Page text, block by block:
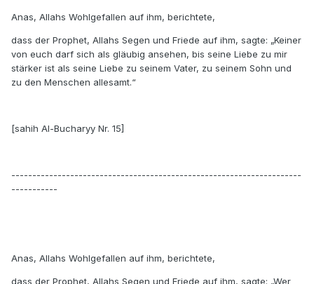
Anas, Allahs Wohlgefallen auf ihm, berichtete,
dass der Prophet, Allahs Segen und Friede auf ihm, sagte: „Keiner
von euch darf sich als gläubig ansehen, bis seine Liebe zu mir
stärker ist als seine Liebe zu seinem Vater, zu seinem Sohn und
zu den Menschen allesamt.“
[sahih Al-Bucharyy Nr. 15]
---------------------------------------------------------------------
-----------
Anas, Allahs Wohlgefallen auf ihm, berichtete,
dass der Prophet, Allahs Segen und Friede auf ihm, sagte: „Wer